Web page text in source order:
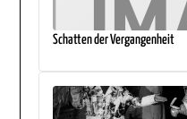
Schatten der Vergangenheit